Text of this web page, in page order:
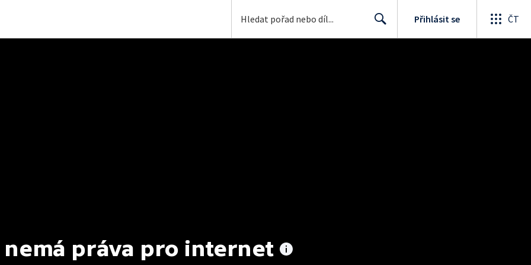
Přihlásit se ČT
nemá práva pro internet